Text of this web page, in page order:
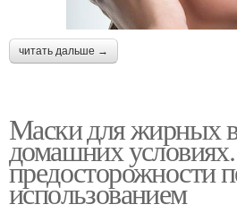
читать дальше →
Маски для жирных
домашних
предосторожности
использованием